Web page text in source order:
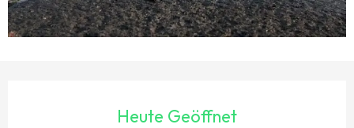
Heute Geöffnet